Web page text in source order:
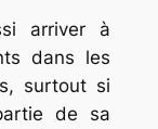
arriver à
dans les
surtout si
de sa